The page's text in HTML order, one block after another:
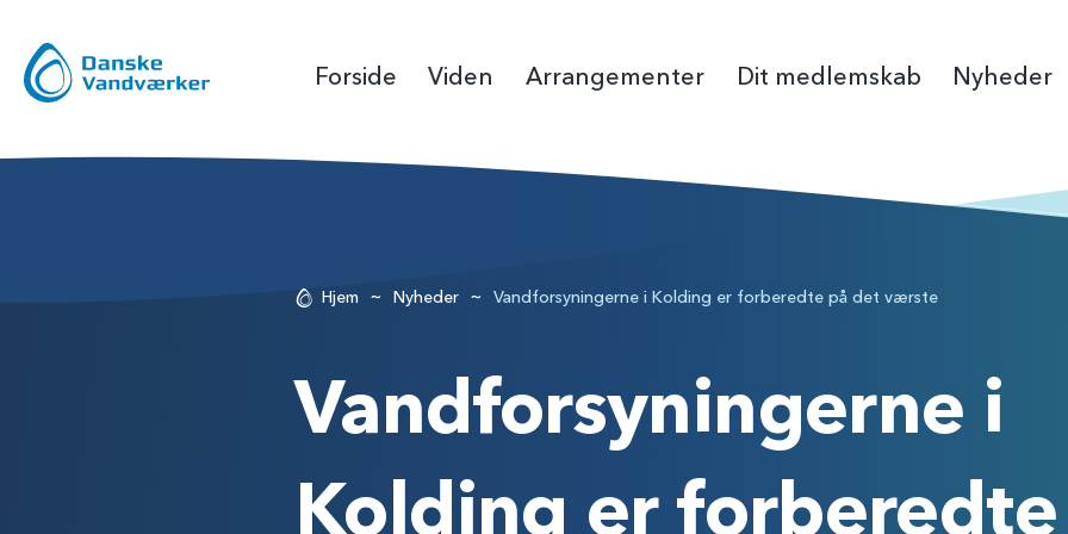
Forside Viden Arrangementer Dit medlemskab
Forsikringer Butik
Nyheder
Nyhedsbreve
Hjem ~ Nyheder ~ Vandforsyningerne i Kolding er forberedte på det værste
Vandforsyningerne i
Kolding er forberedte